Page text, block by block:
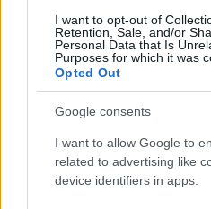
I want to opt-out of
Retention, Sale, and/or
Personal Data that Is
Purposes for which it was
Opted Out
Google consents
I want to allow Google to
related to advertising like
device identifiers in apps.
darabokkal tudunk a
hangsúlyozta az igazgató,
elképzelhetetlennek, hogy
új struktúra, valamilyen
vegyen az
pályázatához – nemcsak
rendezőként is elfogadja